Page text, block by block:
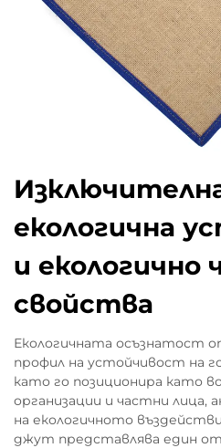
екологична
и екологично
свойства
Екологичната осъзнатост
профил на устойчивост на
като го позиционира като
организации и частни лица,
на екологичното
джут представлява един от